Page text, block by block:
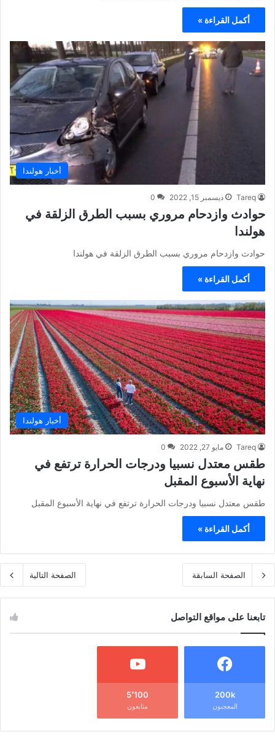
أكمل القراءة »
أخبار هولندا
Tareq ديسمبر 15, 2022 0
حوادث وازدحام مروري بسبب الطرق الزلقة في
هولندا
حوادث وازدحام مروري بسبب الطرق الزلقة في هولندا
أكمل القراءة »
أخبار هولندا
Tareq مايو 27, 2022 0
طقس معتدل نسبيا ودرجات الحرارة ترتفع في
نهاية الأسبوع المقبل
طقس معتدل نسبيا ودرجات الحرارة ترتفع في نهاية الأسبوع المقبل
أكمل القراءة »
الصفحة السابقة الصفحة التالية
تابعنا على مواقع التواصل
200k
المعجبون
5٬100
متابعون